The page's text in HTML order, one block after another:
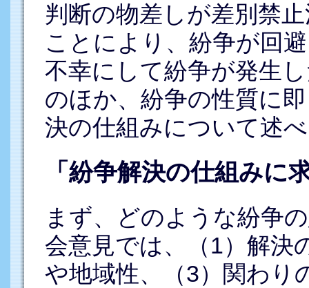
判断の物差しが差別禁
ことにより、紛争が回
不幸にして紛争が発生
のほか、紛争の性質に
決の仕組みについて述
「紛争解決の仕組みに
まず、どのような紛争
会意見では、（1）解決
や地域性、（3）関わり